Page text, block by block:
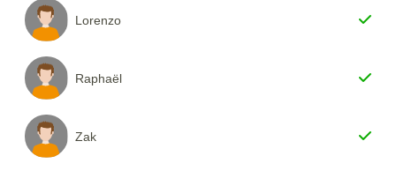
Lorenzo
Raphaël
Zak